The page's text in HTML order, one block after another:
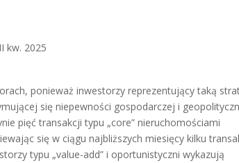
kw. 2025
ponieważ inwestorzy reprezentujący taką
się niepewności gospodarczej i
pięć transakcji typu „core” nieruchomościami
się w ciągu najbliższych miesięcy kilku
typu „value-add” i oportunistyczni wykazują